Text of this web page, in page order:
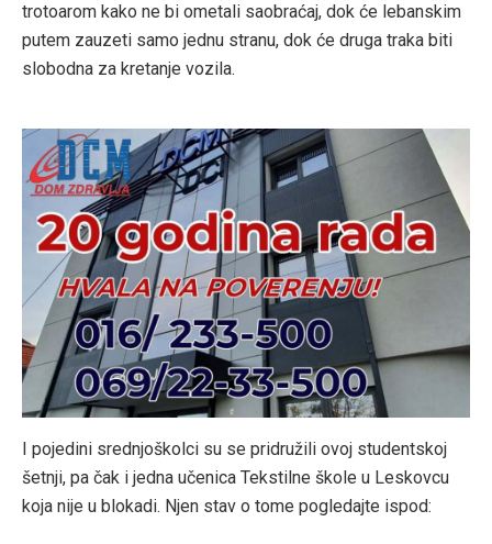
trotoarom kako ne bi ometali saobraćaj, dok će lebanskim
putem zauzeti samo jednu stranu, dok će druga traka biti
slobodna za kretanje vozila.
I pojedini srednjoškolci su se pridružili ovoj studentskoj
šetnji, pa čak i jedna učenica Tekstilne škole u Leskovcu
koja nije u blokadi. Njen stav o tome pogledajte ispod: